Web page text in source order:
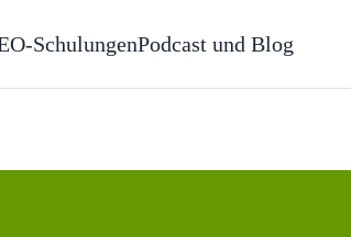
SchulungenPodcast und Blog